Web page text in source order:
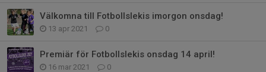
Välkomna till Fotbollslekis imorgon onsdag!
13 apr 2021 0
Premiär för Fotbollslekis onsdag 14 april!
16 mar 2021 0